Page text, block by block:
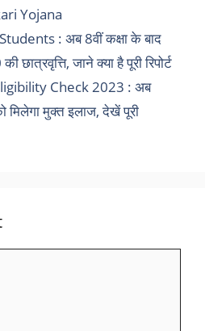
Yojana
: अब 8वीं कक्षा के बाद
छात्रवृत्ति, जाने क्या है पूरी रिपोर्ट
Check 2023 : अब
मिलेगा मुक्त इलाज, देखें पूरी